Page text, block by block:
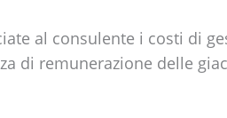
al consulente i costi di
di remunerazione delle